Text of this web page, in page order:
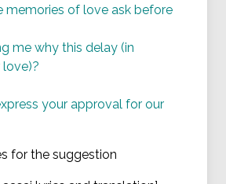
memories of love ask before
me why this delay (in
love)?
your approval for our
for the suggestion